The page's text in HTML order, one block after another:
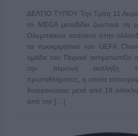
ΔΕΛΤΙΟ ΤΥΠΟΥ Την Τρίτη 11
το MEGA μεταδίδει ζωντανά τη
Ολυμπιακού απέναντι στην
τα προκριματικά του UEFA
ομάδα του Πειραιά αντιμετωπίζει
την περσινή έκπληξη
πρωταθλήματος, η οποία
διοργανώσεις μετά από 18
από την […]